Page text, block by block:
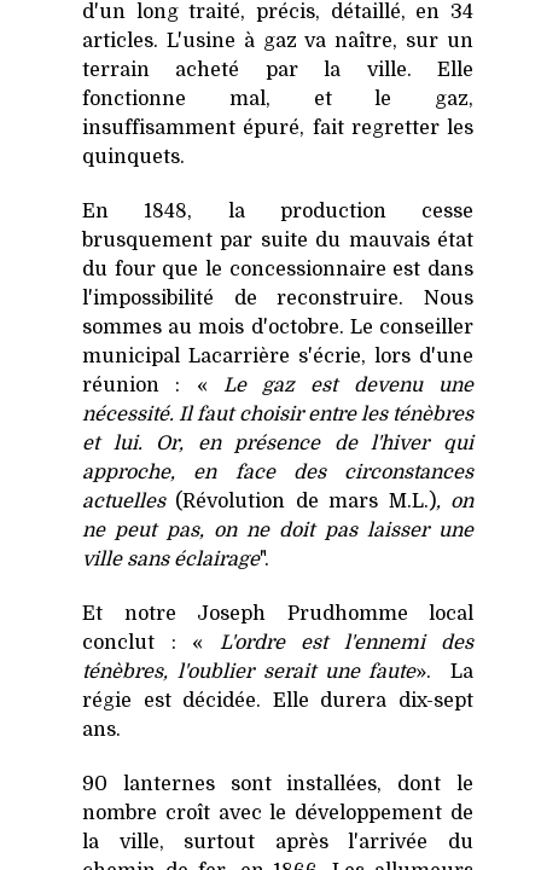
d'un long traité, précis, détaillé, en 34
articles. L'usine à gaz va naître, sur un
terrain acheté par la ville. Elle
fonctionne mal, et le gaz,
insuffisamment épuré, fait regretter les
quinquets.
En 1848, la production cesse
brusquement par suite du mauvais état
du four que le concessionnaire est dans
l'impossibilité de reconstruire. Nous
sommes au mois d'octobre. Le conseiller
municipal Lacarrière s'écrie, lors d'une
réunion : « Le gaz est devenu une
nécessité. Il faut choisir entre les ténèbres
et lui. Or, en présence de l'hiver qui
approche, en face des circonstances
actuelles (Révolution de mars M.L.), on
ne peut pas, on ne doit pas laisser une
ville sans éclairage".
Et notre Joseph Prudhomme local
conclut : « L'ordre est l'ennemi des
ténèbres, l'oublier serait une faute». La
régie est décidée. Elle durera dix-sept
ans.
90 lanternes sont installées, dont le
nombre croît avec le développement de
la ville, surtout après l'arrivée du